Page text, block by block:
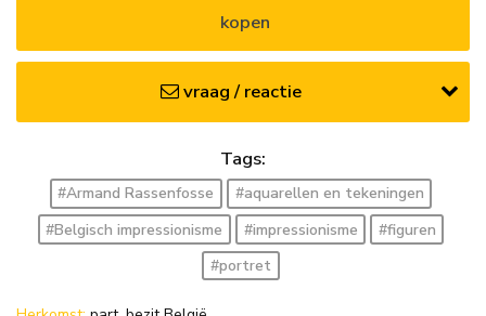
kopen
vraag / reactie
Tags:
#Armand Rassenfosse
#aquarellen en tekeningen
#Belgisch impressionisme
#impressionisme
#figuren
#portret